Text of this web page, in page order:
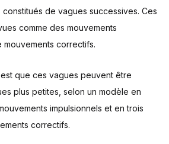
de vagues successives. Ces
comme des mouvements
mouvements correctifs.
que ces vagues peuvent être
plus petites, selon un modèle en
impulsionnels et en trois
correctifs.